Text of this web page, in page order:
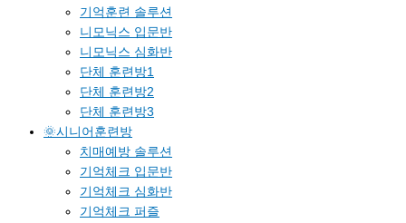
기억훈련 솔루션
니모닉스 입문반
니모닉스 심화반
단체 훈련방1
단체 훈련방2
단체 훈련방3
🌞시니어훈련방
치매예방 솔루션
기억체크 입문반
기억체크 심화반
기억체크 퍼즐